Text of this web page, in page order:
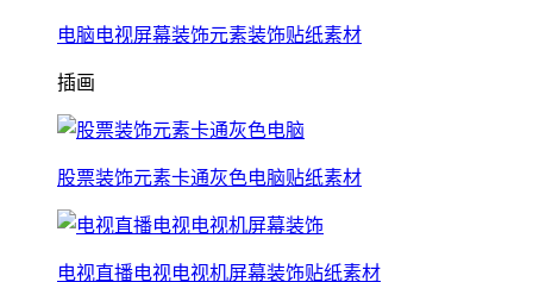
电脑电视屏幕装饰元素装饰贴纸素材
插画
股票装饰元素卡通灰色电脑贴纸素材
电视直播电视电视机屏幕装饰贴纸素材